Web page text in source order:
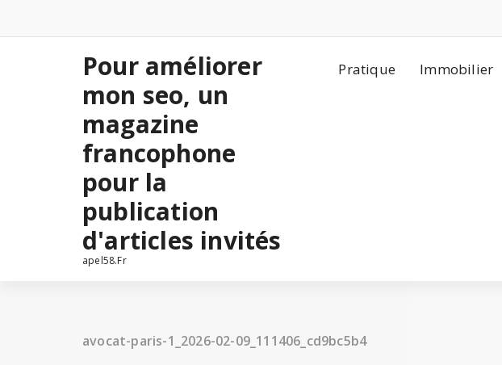
contenu
Pour améliorer
mon seo, un
magazine
francophone
pour la
publication
d'articles invités
apel58.Fr
Pratique Immobilier
avocat-paris-1_2026-02-09_111406_cd9bc5b4